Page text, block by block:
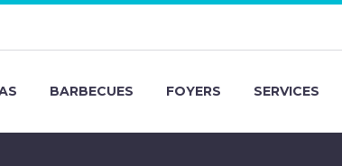
BARBECUES FOYERS SERVICES